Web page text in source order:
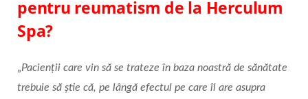
pentru reumatism de la Herculum
Spa?
„Pacienții care vin să se trateze în baza noastră de sănătate
trebuie să știe că, pe lângă efectul pe care îl are asupra